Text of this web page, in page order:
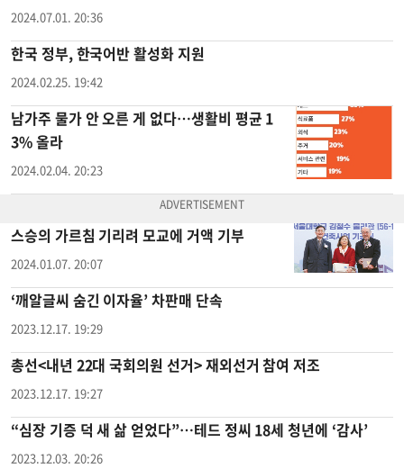
2024.07.01. 20:36
한국 정부, 한국어반 활성화 지원
2024.02.25. 19:42
남가주 물가 안 오른 게 없다…생활비 평균 1
3% 올라
2024.02.04. 20:23
스승의 가르침 기리려 모교에 거액 기부
2024.01.07. 20:07
‘깨알글씨 숨긴 이자율’ 차판매 단속
2023.12.17. 19:29
총선<내년 22대 국회의원 선거> 재외선거 참여 저조
2023.12.17. 19:27
“심장 기증 덕 새 삶 얻었다”…테드 정씨 18세 청년에 ‘감사’
2023.12.03. 20:26